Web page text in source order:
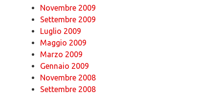
Novembre 2009
Settembre 2009
Luglio 2009
Maggio 2009
Marzo 2009
Gennaio 2009
Novembre 2008
Settembre 2008